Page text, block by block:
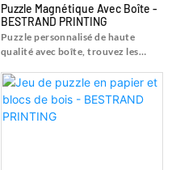
Puzzle Magnétique Avec Boîte -
BESTRAND PRINTING
Puzzle personnalisé de haute
qualité avec boîte, trouvez les
puzzles à partir de puzzle
personnalisé de haute qualité avec
boîte - Shanghai Bestrand Printing
Technology Co., Ltd